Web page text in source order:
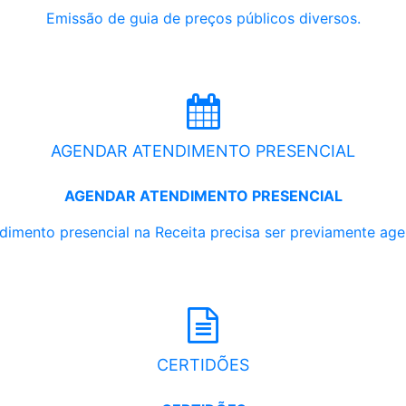
Emissão de guia de preços públicos diversos.
AGENDAR ATENDIMENTO PRESENCIAL
AGENDAR ATENDIMENTO PRESENCIAL
presencial na Receita precisa ser previamente
CERTIDÕES